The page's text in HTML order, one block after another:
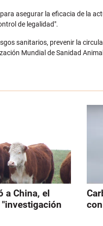
asegurar la eficacia de la
de legalidad".
sanitarios, prevenir la
Mundial de Sanidad
a China, el